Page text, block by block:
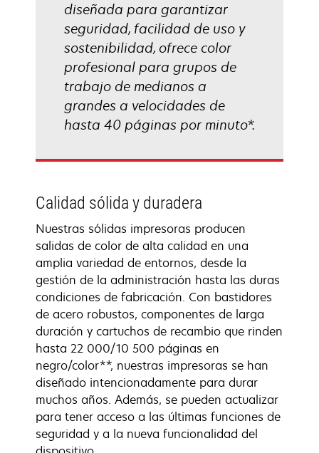
diseñada para garantizar
seguridad, facilidad de uso y
sostenibilidad, ofrece color
profesional para grupos de
trabajo de medianos a
grandes a velocidades de
hasta 40 páginas por minuto*.
Calidad sólida y duradera
Nuestras sólidas impresoras producen
salidas de color de alta calidad en una
amplia variedad de entornos, desde la
gestión de la administración hasta las duras
condiciones de fabricación. Con bastidores
de acero robustos, componentes de larga
duración y cartuchos de recambio que rinden
hasta 22 000/10 500 páginas en
negro/color**, nuestras impresoras se han
diseñado intencionadamente para durar
muchos años. Además, se pueden actualizar
para tener acceso a las últimas funciones de
seguridad y a la nueva funcionalidad del